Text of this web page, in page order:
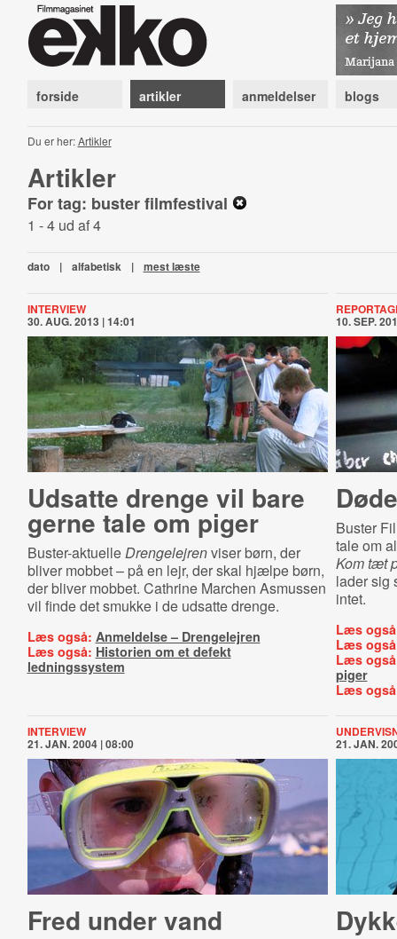
forside artikler anmeldelser blogs
Du er her:Artikler
Artikler
For tag: buster filmfestival
1 - 4 ud af 4
dato | alfabetisk | mest læste
INTERVIEW
30. AUG. 2013 | 14:01
Udsatte drenge vil bare
gerne tale om piger
Buster-aktuelleDrengelejrenviser børn, der
bliver mobbet – på en lejr, der skal hjælpe børn,
der bliver mobbet. Cathrine Marchen Asmussen
vil finde det smukke i de udsatte drenge.
Læs også: Anmeldelse – Drengelejren
Læs også: Historien om et defekt
ledningssystem
10. SEP.
Buster
tale om
Kom tæt
lader sig
intet.
Læs
Læs
Læs
piger
Læs
INTERVIEW
21. JAN. 2004 | 08:00
Fred under vand
21. JAN.